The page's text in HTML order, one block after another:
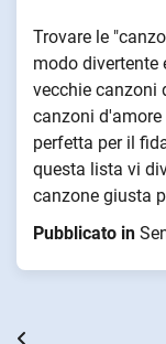
Trovare le
modo divertente
vecchie canzoni
canzoni
perfetta per il
questa lista vi
canzone giusta
Pubblicato in